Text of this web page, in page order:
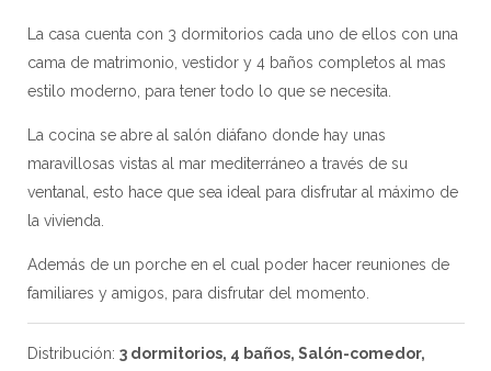
La casa cuenta con 3 dormitorios cada uno de ellos con una
cama de matrimonio, vestidor y 4 baños completos al mas
estilo moderno, para tener todo lo que se necesita.
La cocina se abre al salón diáfano donde hay unas
maravillosas vistas al mar mediterráneo a través de su
ventanal, esto hace que sea ideal para disfrutar al máximo de
la vivienda.
Además de un porche en el cual poder hacer reuniones de
familiares y amigos, para disfrutar del momento.
Distribución: 3 dormitorios, 4 baños, Salón-comedor,